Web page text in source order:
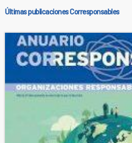
Últimas publicaciones Corresponsables